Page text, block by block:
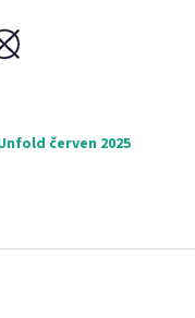
červen 2025